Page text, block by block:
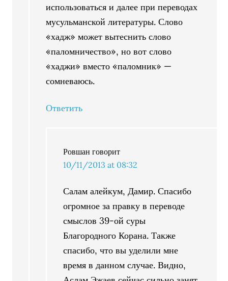
использоваться и далее при переводах
мусульманской литературы. Слово
«хадж» может вытеснить слово
«паломничество», но вот слово
«хаджи» вместо «паломник» —
сомневаюсь.
Ответить
Ровшан говорит
10/11/2013 at 08:32
Салам алейкум, Дамир. Спасибо
огромное за правку в переводе
смыслов 39-ой суры
Благородного Корана. Также
спасибо, что вы уделили мне
время в данном случае. Видно,